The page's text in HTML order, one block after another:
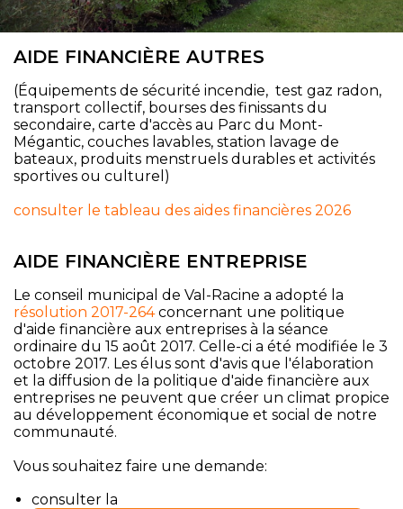
AIDE FINANCIÈRE AUTRES
(Équipements de sécurité incendie, test gaz radon,
transport collectif, bourses des finissants du
secondaire, carte d'accès au Parc du Mont-
Mégantic, couches lavables, station lavage de
bateaux, produits menstruels durables et activités
sportives ou culturel)
consulter le tableau des aides financières 2026
AIDE FINANCIÈRE ENTREPRISE
Le conseil municipal de Val-Racine a adopté la
résolution 2017-264concernant une politique
d'aide financière aux entreprises à la séance
ordinaire du 15 août 2017. Celle-ci a été modifiée le 3
octobre 2017. Les élus sont d'avis que l'élaboration
et la diffusion de la politique d'aide financière aux
entreprises ne peuvent que créer un climat propice
au développement économique et social de notre
communauté.
Vous souhaitez faire une demande:
consulter la